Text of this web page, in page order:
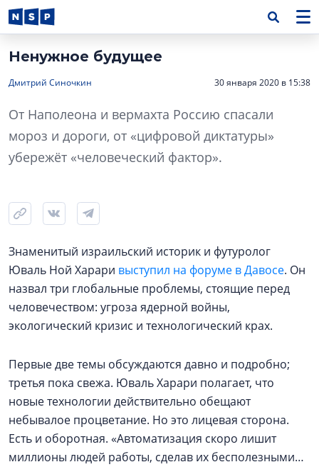
Ненужное будущее
Дмитрий Синочкин 30 января 2020 в 15:38
От Наполеона и вермахта Россию спасали
мороз и дороги, от «цифровой диктатуры»
убережёт «человеческий фактор».
Знаменитый израильский историк и футуролог
Юваль Ной Харари выступил на форуме в Давосе. Он
назвал три глобальные проблемы, стоящие перед
человечеством: угроза ядерной войны,
экологический кризис и технологический крах.
Первые две темы обсуждаются давно и подробно;
третья пока свежа. Юваль Харари полагает, что
новые технологии действительно обещают
небывалое процветание. Но это лицевая сторона.
Есть и оборотная. «Автоматизация скоро лишит
миллионы людей работы, сделав их бесполезными…